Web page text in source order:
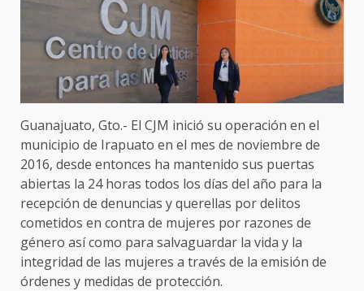
Guanajuato, Gto.- El CJM inició su operación en el
municipio de Irapuato en el mes de noviembre de
2016, desde entonces ha mantenido sus puertas
abiertas la 24 horas todos los días del año para la
recepción de denuncias y querellas por delitos
cometidos en contra de mujeres por razones de
género así como para salvaguardar la vida y la
integridad de las mujeres a través de la emisión de
órdenes y medidas de protección.